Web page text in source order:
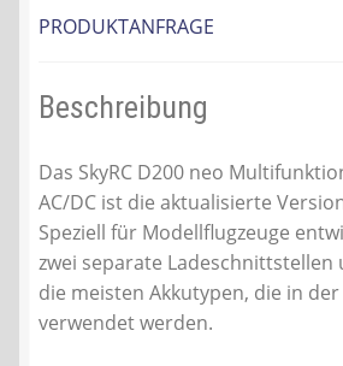
PRODUKTANFRAGE
Beschreibung
Das SkyRC D200 neo
AC/DC ist die aktualisierte
Speziell für Modellflugzeuge
zwei separate
die meisten Akkutypen, die in der
verwendet werden.